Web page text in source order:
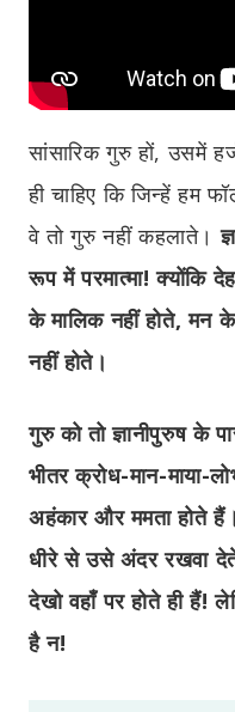
सांसारिक गुरु हों, उसमें
ही चाहिए कि जिन्हें हम
वे तो गुरु नहीं कहलाते।
रूप में परमात्मा! क्योंकि
के मालिक नहीं होते, मन
नहीं होते।
गुरु को तो ज्ञानीपुरुष के
भीतर क्रोध-मान-माया-
अहंकार और ममता होते
धीरे से उसे अंदर रखवा
देखो वहाँ पर होते ही हैं!
है न!